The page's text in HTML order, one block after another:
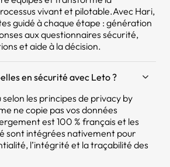
vivant et pilotable.Avec Hari,
guidé à chaque étape : génération
aux questionnaires sécurité,
et aide à la décision.
en sécurité avec Leto ?
les principes de privacy by
ne copie pas vos données
est 100 % français et les
sont intégrées nativement pour
l’intégrité et la traçabilité des